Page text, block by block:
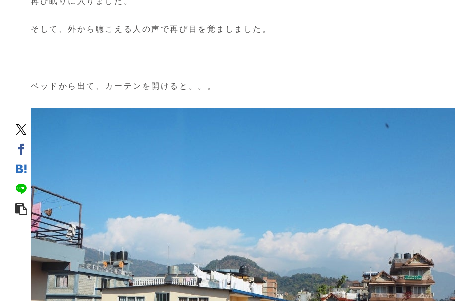
そして、外から聴こえる人の声で再び目を覚ましました。
ベッドから出て、カーテンを開けると。。。